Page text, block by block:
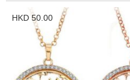
HKD 50.00